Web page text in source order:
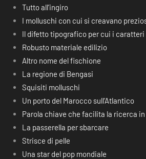
Tutto all’ingiro
I molluschi con cui si creavano
Il difetto tipografico per cui i caratteri
Robusto materiale edilizio
Altro nome del fischione
La regione di Bengasi
Squisiti molluschi
Un porto del Marocco sull’Atlantico
Parola chiave che facilita la ricerca
La passerella per sbarcare
Strisce di pelle
Una star del pop mondiale